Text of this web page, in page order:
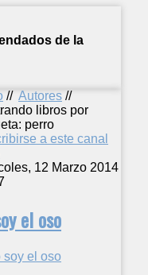
de la
// Autores //
libros por
perro
a este canal
12 Marzo 2014
el oso